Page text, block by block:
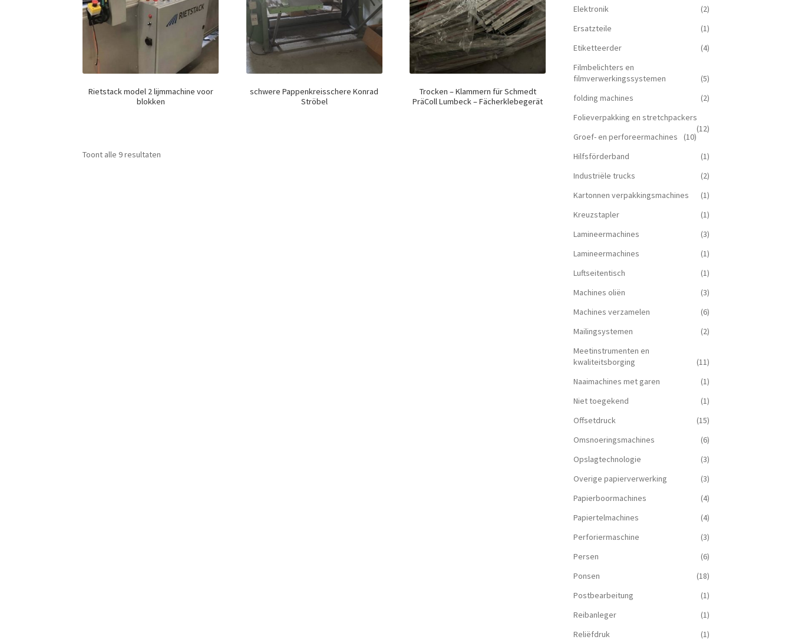
Rietstack model 2 lijmmachine voor
blokken
schwere Pappenkreisschere Konrad
Ströbel
Trocken – Klammern für Schmedt
PräColl Lumbeck – Fächerklebegerät
Toont alle 9 resultaten
Elektronik
(2)
Ersatzteile
(1)
Etiketteerder
(4)
Filmbelichters en
filmverwerkingssystemen
(5)
folding machines
(2)
Folieverpakking en stretchpackers
(12)
Groef- en perforeermachines
(10)
Hilfsförderband
(1)
Industriële trucks
(2)
Kartonnen verpakkingsmachines
(1)
Kreuzstapler
(1)
Lamineermachines
(3)
Lamineermachines
(1)
Luftseitentisch
(1)
Machines oliën
(3)
Machines verzamelen
(6)
Mailingsystemen
(2)
Meetinstrumenten en
kwaliteitsborging
(11)
Naaimachines met garen
(1)
Niet toegekend
(1)
Offsetdruck
(15)
Omsnoeringsmachines
(6)
Opslagtechnologie
(3)
Overige papierverwerking
(3)
Papierboormachines
(4)
Papiertelmachines
(4)
Perforiermaschine
(3)
Persen
(6)
Ponsen
(18)
Postbearbeitung
(1)
Reibanleger
(1)
Reliëfdruk
(1)